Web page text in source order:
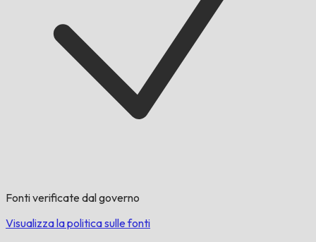
Fonti verificate dal governo
Visualizza la politica sulle fonti